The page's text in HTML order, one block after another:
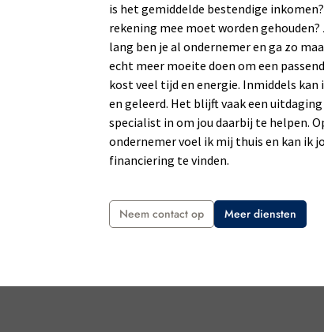
is het gemiddelde bestendige
rekening mee moet worden
lang ben je al ondernemer en ga zo
echt meer moeite doen om een
kost veel tijd en energie. Inmiddels kan
en geleerd. Het blijft vaak een
specialist in om jou daarbij te helpen.
ondernemer voel ik mij thuis en kan ik
financiering te vinden.
Neem contact op Meer diensten